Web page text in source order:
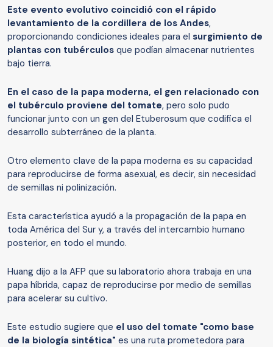
Este evento evolutivo coincidió con el rápido
levantamiento de la cordillera de los Andes,
proporcionando condiciones ideales para el surgimiento de
plantas con tubérculos que podían almacenar nutrientes
bajo tierra.
En el caso de la papa moderna, el gen relacionado con
el tubérculo proviene del tomate, pero solo pudo
funcionar junto con un gen del Etuberosum que codifica el
desarrollo subterráneo de la planta.
Otro elemento clave de la papa moderna es su capacidad
para reproducirse de forma asexual, es decir, sin necesidad
de semillas ni polinización.
Esta característica ayudó a la propagación de la papa en
toda América del Sur y, a través del intercambio humano
posterior, en todo el mundo.
Huang dijo a la AFP que su laboratorio ahora trabaja en una
papa híbrida, capaz de reproducirse por medio de semillas
para acelerar su cultivo.
Este estudio sugiere que el uso del tomate "como base
de la biología sintética" es una ruta prometedora para